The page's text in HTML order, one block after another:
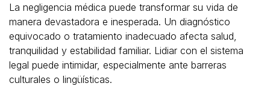
La negligencia médica puede transformar su vida de
manera devastadora e inesperada. Un diagnóstico
equivocado o tratamiento inadecuado afecta salud,
tranquilidad y estabilidad familiar. Lidiar con el sistema
legal puede intimidar, especialmente ante barreras
culturales o lingüísticas.